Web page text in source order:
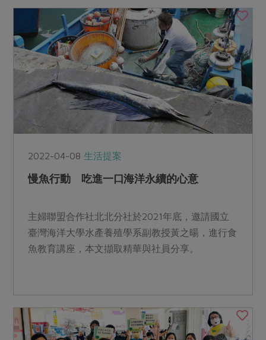
2022-04-08生活提案
慢魚行動 吃進一口海洋永續的心意
主婦聯盟合作社北北分社於2021年底，邀請國立
臺灣海洋大學水產養殖學系副教授黃之暘，進行食
魚教育講座，本文擷取精華與社員分享。